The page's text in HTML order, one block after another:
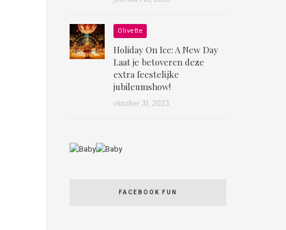
Olivette
Holiday On Ice: A New Day
Laat je betoveren deze
extra feestelijke
jubileumshow!
oktober 31, 2023
FACEBOOK FUN